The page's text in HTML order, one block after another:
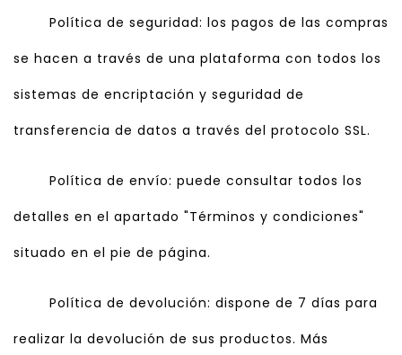
Política de seguridad: los pagos de las compras
se hacen a través de una plataforma con todos los
sistemas de encriptación y seguridad de
transferencia de datos a través del protocolo SSL.
Política de envío: puede consultar todos los
detalles en el apartado "Términos y condiciones"
situado en el pie de página.
Política de devolución: dispone de 7 días para
realizar la devolución de sus productos. Más